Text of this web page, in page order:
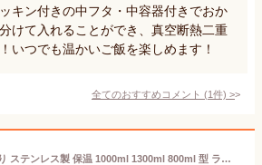
キン付きの中フタ・中容器付きでおか
けて入れることができ、真空断熱二重
いつでも温かいご飯を楽しめます！
全てのおすすめコメント (1件) >
丼 どんぶり 丼ぶり ステンレス製 保温 1000ml 1300ml 800ml 型 ランチジャー 弁当箱 タイプ ランチボックス 大きめ 真空 2段